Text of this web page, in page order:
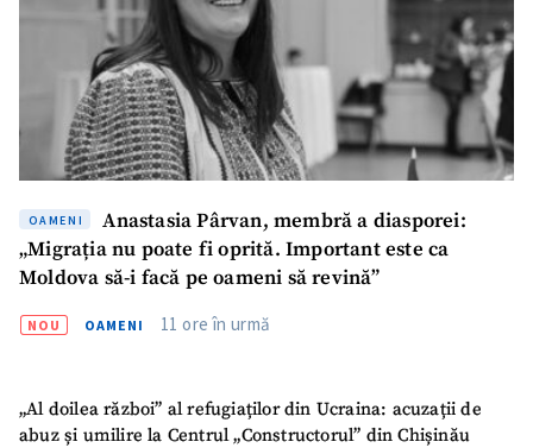
OAMENI
Anastasia Pârvan, membră a diasporei:
„Migrația nu poate fi oprită. Important este ca
Moldova să-i facă pe oameni să revină”
NOU OAMENI 11 ore în urmă
„Al doilea război” al refugiaților din Ucraina: acuzații de
abuz și umilire la Centrul „Constructorul” din Chișinău